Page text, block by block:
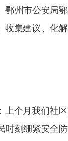
鄂州市公安局鄂
收集建议、化解
个月我们社区
时刻绷紧安全防